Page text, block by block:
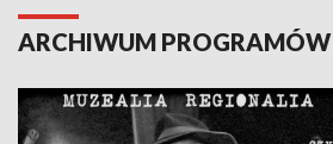
ARCHIWUM PROGRAMÓW